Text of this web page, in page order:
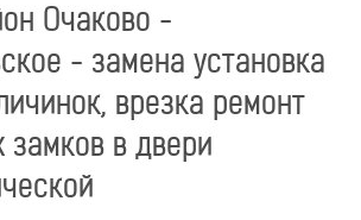
Очаково -
- замена установка
врезка ремонт
замков в двери